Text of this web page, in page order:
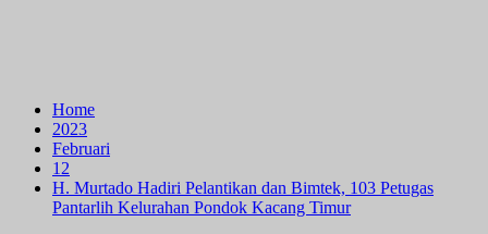
Home
2023
Februari
12
H. Murtado Hadiri Pelantikan dan Bimtek, 103 Petugas
Pantarlih Kelurahan Pondok Kacang Timur